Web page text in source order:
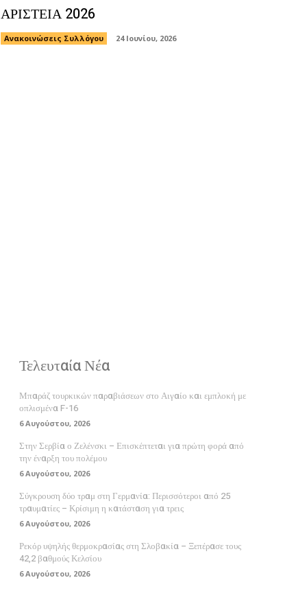
ΑΡΙΣΤΕΙΑ 2026
Ανακοινώσεις Συλλόγου 24 Ιουνίου, 2026
Τελευταία Νέα
Μπαράζ τουρκικών παραβιάσεων στο Αιγαίο και εμπλοκή με
οπλισμένα F-16
6 Αυγούστου, 2026
Στην Σερβία ο Ζελένσκι – Επισκέπτεται για πρώτη φορά από
την έναρξη του πολέμου
6 Αυγούστου, 2026
Σύγκρουση δύο τραμ στη Γερμανία: Περισσότεροι από 25
τραυματίες – Κρίσιμη η κατάσταση για τρεις
6 Αυγούστου, 2026
Ρεκόρ υψηλής θερμοκρασίας στη Σλοβακία – Ξεπέρασε τους
42,2 βαθμούς Κελσίου
6 Αυγούστου, 2026